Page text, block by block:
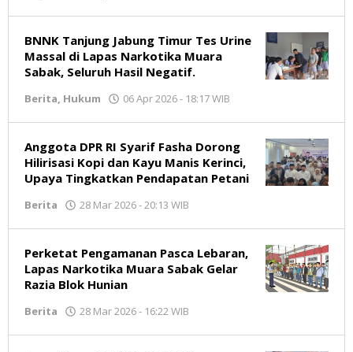
BNNK Tanjung Jabung Timur Tes Urine
Massal di Lapas Narkotika Muara
Sabak, Seluruh Hasil Negatif.
Berita, Hukum 06 Apr 2026 - 18:17 WIB
Anggota DPR RI Syarif Fasha Dorong
Hilirisasi Kopi dan Kayu Manis Kerinci,
Upaya Tingkatkan Pendapatan Petani
Berita 28 Mar 2026 - 20:13 WIB
Perketat Pengamanan Pasca Lebaran,
Lapas Narkotika Muara Sabak Gelar
Razia Blok Hunian
Berita 28 Mar 2026 - 16:22 WIB